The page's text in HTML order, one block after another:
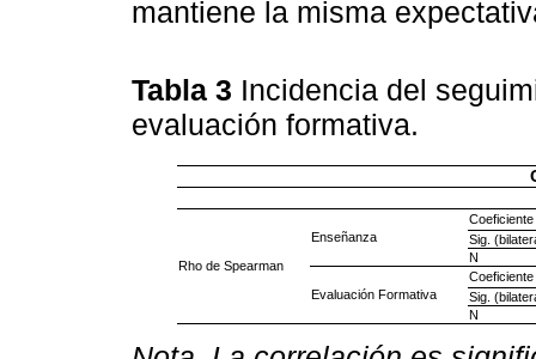
mantiene la misma
Tabla 3 Incidencia del
evaluación formativa.
Rho de Spearman
Enseñanza
Sig.
N
Evaluación Formativa
Sig.
N